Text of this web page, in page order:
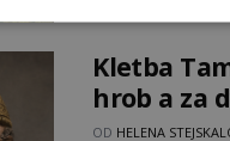
patří mezi
manželku
Kletba
hrob a za
SSSR.
OD HELENA